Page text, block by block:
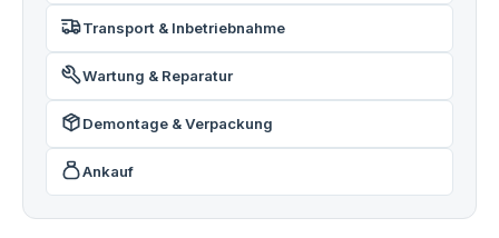
Transport & Inbetriebnahme
Wartung & Reparatur
Demontage & Verpackung
Ankauf